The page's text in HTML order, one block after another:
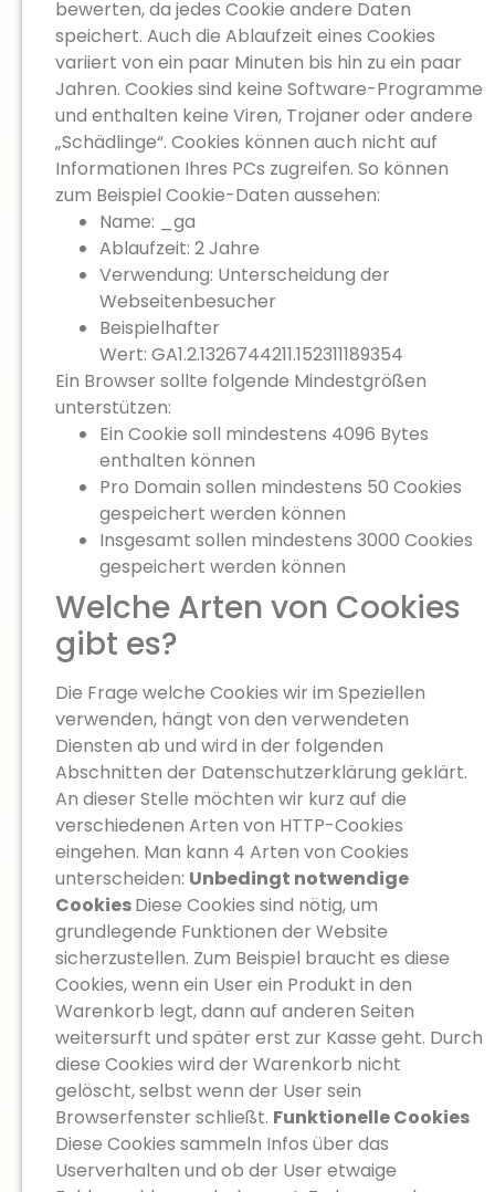
bewerten, da jedes Cookie andere Daten
speichert. Auch die Ablaufzeit eines Cookies
variiert von ein paar Minuten bis hin zu ein paar
Jahren. Cookies sind keine Software-Programme
und enthalten keine Viren, Trojaner oder andere
„Schädlinge“. Cookies können auch nicht auf
Informationen Ihres PCs zugreifen. So können
zum Beispiel Cookie-Daten aussehen:
Name: _ga
Ablaufzeit: 2 Jahre
Verwendung: Unterscheidung der
Webseitenbesucher
Beispielhafter
Wert: GA1.2.1326744211.152311189354
Ein Browser sollte folgende Mindestgrößen
unterstützen:
Ein Cookie soll mindestens 4096 Bytes
enthalten können
Pro Domain sollen mindestens 50 Cookies
gespeichert werden können
Insgesamt sollen mindestens 3000 Cookies
gespeichert werden können
Welche Arten von Cookies
gibt es?
Die Frage welche Cookies wir im Speziellen
verwenden, hängt von den verwendeten
Diensten ab und wird in der folgenden
Abschnitten der Datenschutzerklärung geklärt.
An dieser Stelle möchten wir kurz auf die
verschiedenen Arten von HTTP-Cookies
eingehen. Man kann 4 Arten von Cookies
unterscheiden: Unbedingt notwendige
CookiesDiese Cookies sind nötig, um
grundlegende Funktionen der Website
sicherzustellen. Zum Beispiel braucht es diese
Cookies, wenn ein User ein Produkt in den
Warenkorb legt, dann auf anderen Seiten
weitersurft und später erst zur Kasse geht. Durch
diese Cookies wird der Warenkorb nicht
gelöscht, selbst wenn der User sein
Browserfenster schließt. Funktionelle Cookies
Diese Cookies sammeln Infos über das
Userverhalten und ob der User etwaige